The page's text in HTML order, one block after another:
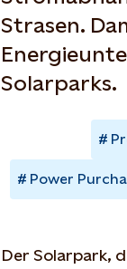
Strasen.
Solarparks.
Power
Der Solarpark,